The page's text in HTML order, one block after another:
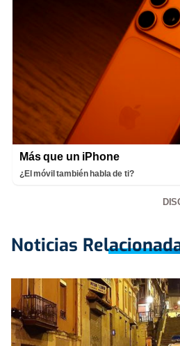
Más que un iPhone
¿El móvil también habla de ti?
Noticias